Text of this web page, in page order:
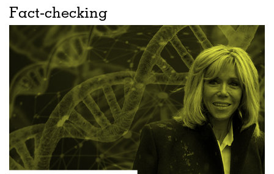
Fact-checking